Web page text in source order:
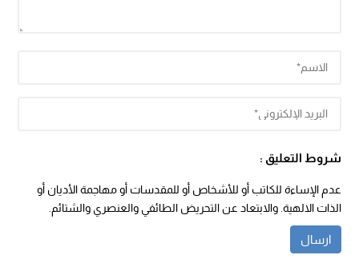
شروط التعليق :
عدم الإساءة للكاتب أو للأشخاص أو للمقدسات أو مهاجمة الأديان أو
الذات الالهية. والابتعاد عن التحريض الطائفي والعنصري والشتائم.